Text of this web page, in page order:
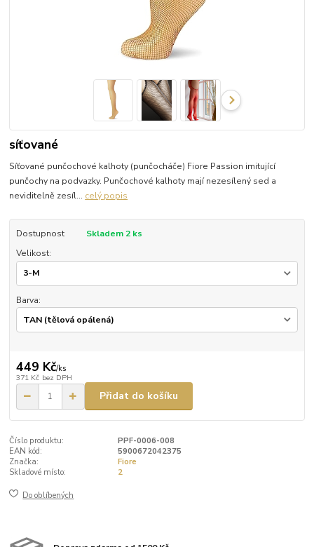
síťované
Síťované punčochové kalhoty (punčocháče) Fiore Passion imitující
punčochy na podvazky. Punčochové kalhoty mají nezesílený sed a
neviditelně zesíl... celý popis
Dostupnost
Skladem 2 ks
Velikost:
Barva:
449 Kč/ks
371 Kč bez DPH
Přidat do košíku
Číslo produktu:
PPF-0006-008
EAN kód:
5900672042375
Značka:
Fiore
Skladové místo:
2
Do oblíbených